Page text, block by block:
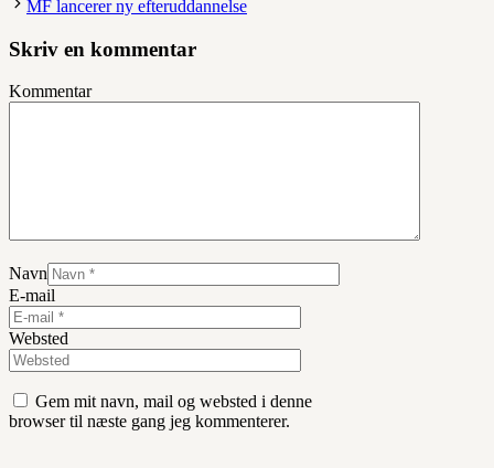
MF lancerer ny efteruddannelse
Skriv en kommentar
Kommentar
Navn
E-mail
Websted
Gem mit navn, mail og websted i denne
browser til næste gang jeg kommenterer.